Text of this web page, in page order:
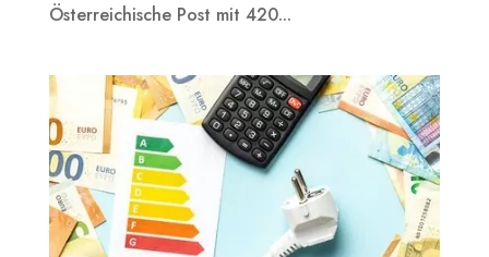
Österreichische Post mit 420...